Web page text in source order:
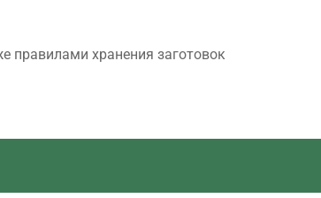
правилами хранения заготовок